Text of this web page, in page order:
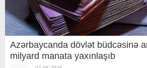
Azərbaycanda dövlət büdcəsinə
milyard manata yaxınlaşıb